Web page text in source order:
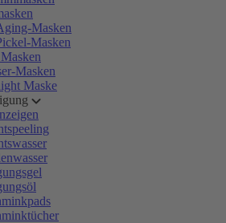
Masken
Masken
Masken
Maske